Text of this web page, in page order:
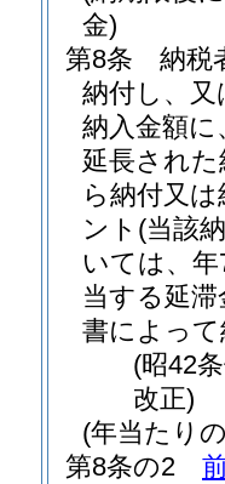
金)
第8条
納税
納付し、
納入金額
延長され
ら納付又
ント (当該
いては、
当する延
書によっ
(昭42
改正)
(年当たり
第8条の2